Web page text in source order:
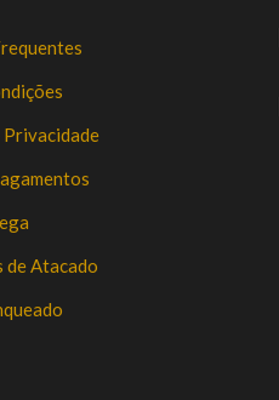
Privacidade
de Atacado